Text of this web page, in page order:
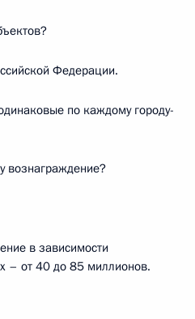
Федерации.
по каждому городу-
вознаграждение?
в зависимости
– от 40 до 85 миллионов.